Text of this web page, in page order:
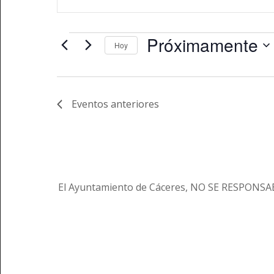
búsqueda
y
vistas
de
clave.
Busca
la
Eventos
Hoy Próximamente
fecha.
Eventos anteriores
El Ayuntamiento de Cáceres, NO SE